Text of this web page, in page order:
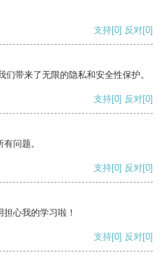
支持[0] 反对[0]
带来了无限的隐私和安全性保护。
支持[0] 反对[0]
问题。
支持[0] 反对[0]
心我的学习啦！
支持[0] 反对[0]